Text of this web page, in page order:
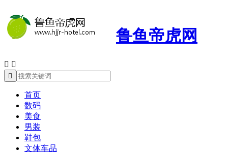
鲁鱼帝虎网
 

首页
数码
美食
男装
鞋包
文体车品